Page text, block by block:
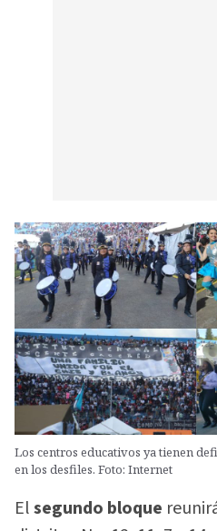
Los centros educativos ya tienen
en los desfiles. Foto: Internet
Elsegundo bloque